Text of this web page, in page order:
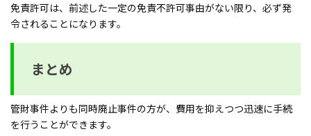
免責許可は、前述した一定の免責不許可事由がない限り、必ず発
令されることになります。
まとめ
管財事件よりも同時廃止事件の方が、費用を抑えつつ迅速に手続
を行うことができます。